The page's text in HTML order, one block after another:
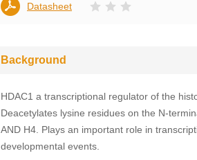
Datasheet
Background
HDAC1 a transcriptional regulator of the
Deacetylates lysine residues on the N-
AND H4. Plays an important role in
developmental events.